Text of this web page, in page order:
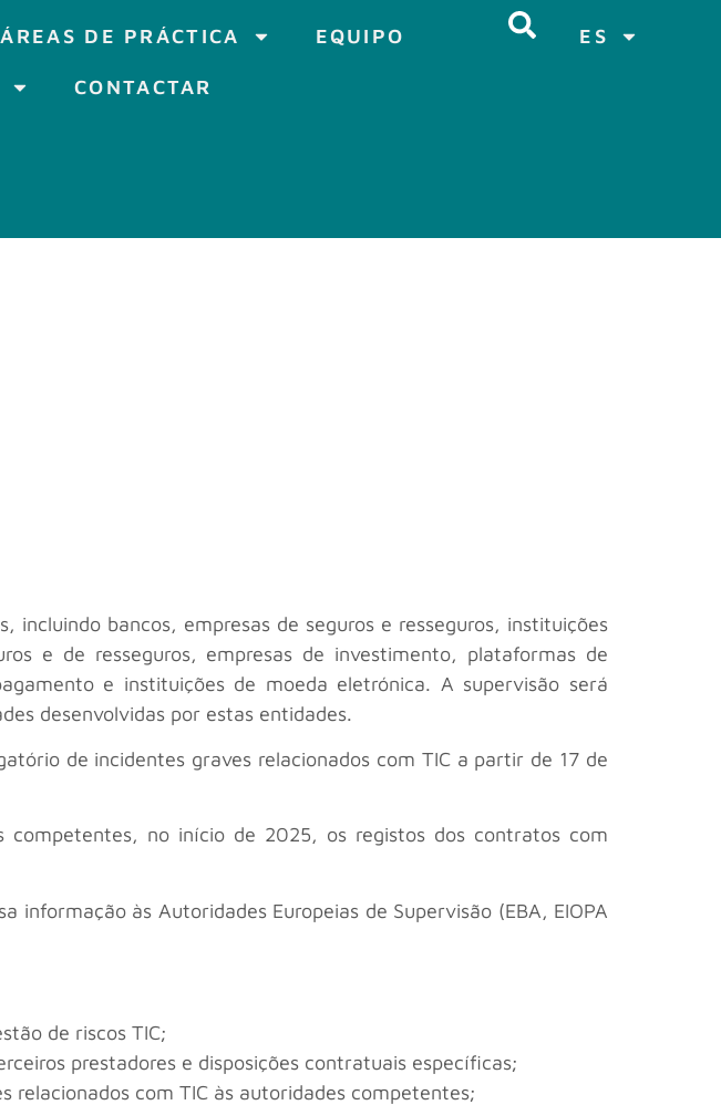
ÁREAS DE PRÁCTICA EQUIPO
CONTACTAR
ES
bancos, empresas de seguros e resseguros, instituições
e de resseguros, empresas de investimento, plataformas de
e instituições de moeda eletrónica. A supervisão será
desenvolvidas por estas entidades.
de incidentes graves relacionados com TIC a partir de 17 de
competentes, no início de 2025, os registos dos contratos com
às Autoridades Europeias de Supervisão (EBA, EIOPA
de riscos TIC;
prestadores e disposições contratuais específicas;
relacionados com TIC às autoridades competentes;